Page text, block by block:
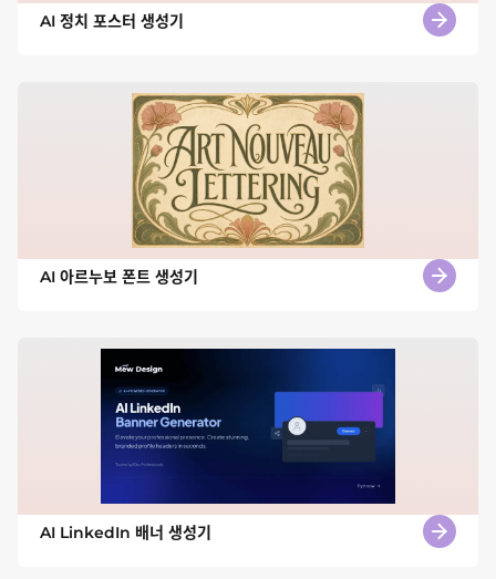
AI 정치 포스터 생성기
AI 아르누보 폰트 생성기
AI LinkedIn 배너 생성기